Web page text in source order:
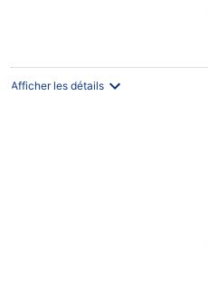
Afficher les détails